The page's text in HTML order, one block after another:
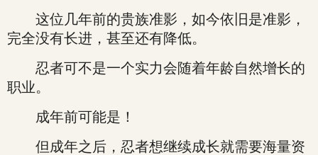
这位几年前的贵族准影，如今依旧是准影，
完全没有长进，甚至还有降低。
忍者可不是一个实力会随着年龄自然增长的
职业。
成年前可能是！
但成年之后，忍者想继续成长就需要海量资